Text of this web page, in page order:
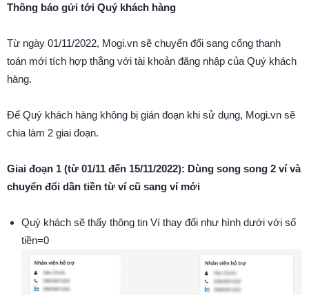
Thông báo gửi tới Quý khách hàng
Từ ngày 01/11/2022, Mogi.vn sẽ chuyển đổi sang cổng thanh
toán mới tích hợp thẳng với tài khoản đăng nhập của Quý khách
hàng.
Để Quý khách hàng không bị gián đoạn khi sử dụng, Mogi.vn sẽ
chia làm 2 giai đoạn.
Giai đoạn 1 (từ 01/11 đến 15/11/2022): Dùng song song 2 ví và
chuyển đổi dần tiền từ ví cũ sang ví mới
Quý khách sẽ thấy thông tin Ví thay đổi như hình dưới với số
tiền=0